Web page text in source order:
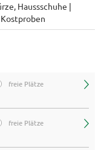
Haussschuhe |
freie Plätze
freie Plätze